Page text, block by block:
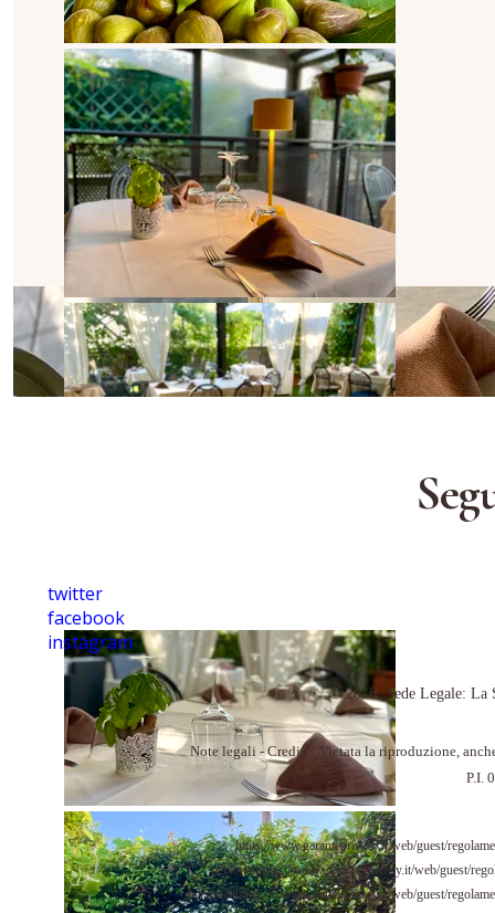
© 2016Sede Legale: La
Note legali - Crediti Vietata la riproduzione,
P.I.
https://www.garanteprivacy.it/web/guest/
personalihttps://www.garanteprivacy.it/web/guest/
personalihttps://www.garanteprivacy.it/web/guest/
twitter
facebook
instagram